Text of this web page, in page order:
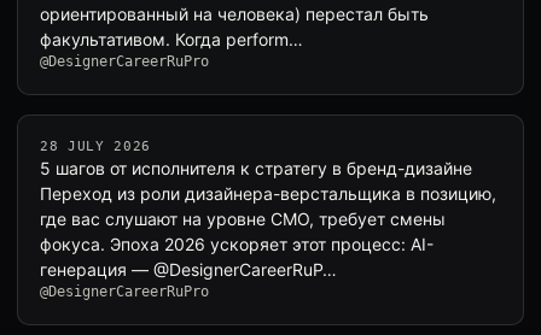
ориентированный на человека) перестал быть
факультативом. Когда perform…
@DesignerCareerRuPro
28 JULY 2026
5 шагов от исполнителя к стратегу в бренд-дизайне
Переход из роли дизайнера-верстальщика в позицию,
где вас слушают на уровне СMO, требует смены
фокуса. Эпоха 2026 ускоряет этот процесс: AI-
генерация — @DesignerCareerRuP…
@DesignerCareerRuPro